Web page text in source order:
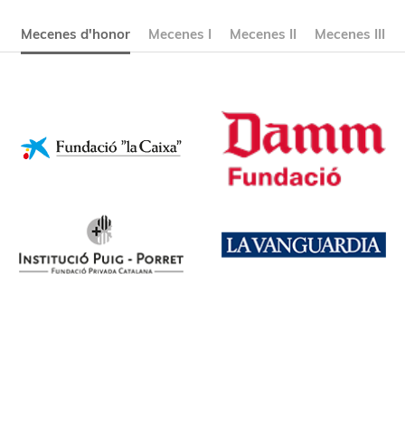
Mecenes d'honor Mecenes I Mecenes II Mecenes III